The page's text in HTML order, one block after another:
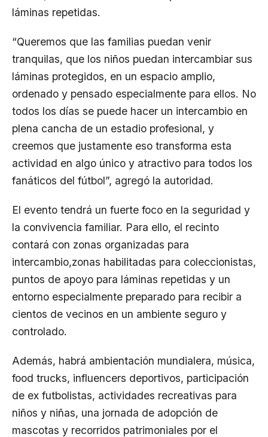
láminas repetidas.
“Queremos que las familias puedan venir
tranquilas, que los niños puedan intercambiar sus
láminas protegidos, en un espacio amplio,
ordenado y pensado especialmente para ellos. No
todos los días se puede hacer un intercambio en
plena cancha de un estadio profesional, y
creemos que justamente eso transforma esta
actividad en algo único y atractivo para todos los
fanáticos del fútbol”, agregó la autoridad.
El evento tendrá un fuerte foco en la seguridad y
la convivencia familiar. Para ello, el recinto
contará con zonas organizadas para
intercambio,zonas habilitadas para coleccionistas,
puntos de apoyo para láminas repetidas y un
entorno especialmente preparado para recibir a
cientos de vecinos en un ambiente seguro y
controlado.
Además, habrá ambientación mundialera, música,
food trucks, influencers deportivos, participación
de ex futbolistas, actividades recreativas para
niños y niñas, una jornada de adopción de
mascotas y recorridos patrimoniales por el